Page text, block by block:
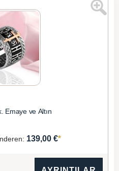
Emaye ve Altın
139,00 €*